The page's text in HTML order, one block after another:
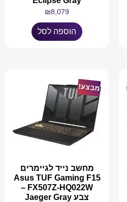
₪8,079
הוספה לסל
מבצע!
מחשב נייד לגיימרים
Asus TUF Gaming F15
FX507Z-HQ022W –
צבע Jaeger Gray